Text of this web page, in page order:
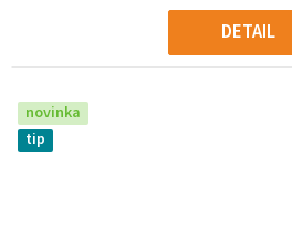
DETAIL
novinka
tip